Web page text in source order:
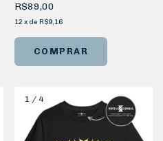
R$89,00
12 x de R$9,16
COMPRAR
1/ 4